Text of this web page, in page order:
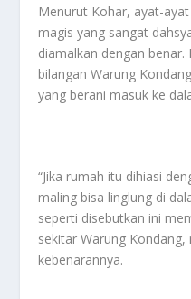
Menurut Kohar, ayat-
magis yang sangat
diamalkan dengan
bilangan Warung
yang berani masuk ke
“Jika rumah itu dihiasi
maling bisa linglung di
seperti disebutkan ini
sekitar Warung
kebenarannya.